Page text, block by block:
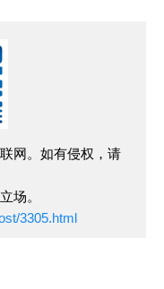
网。如有侵权，请
场。
3305.html